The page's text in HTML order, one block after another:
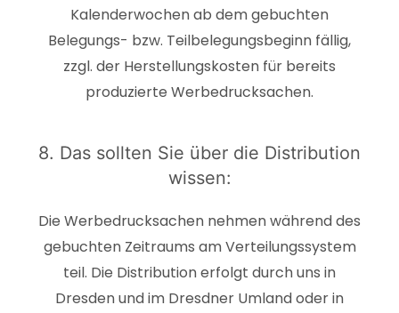
Kalenderwochen ab dem gebuchten
Belegungs- bzw. Teilbelegungsbeginn fällig,
zzgl. der Herstellungskosten für bereits
produzierte Werbedrucksachen.
8. Das sollten Sie über die Distribution
wissen:
Die Werbedrucksachen nehmen während des
gebuchten Zeitraums am Verteilungssystem
teil. Die Distribution erfolgt durch uns in
Dresden und im Dresdner Umland oder in